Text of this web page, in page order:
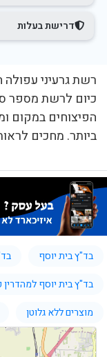
דרישת בעלות
רשת גרעיני
כיום לרשת מספר
הפיצוחים במקום
ביותר. מחכים
בד"ץ בית יוסף
בד"ץ בית יוסף למהדרין
מוצרים ללא גלוטן